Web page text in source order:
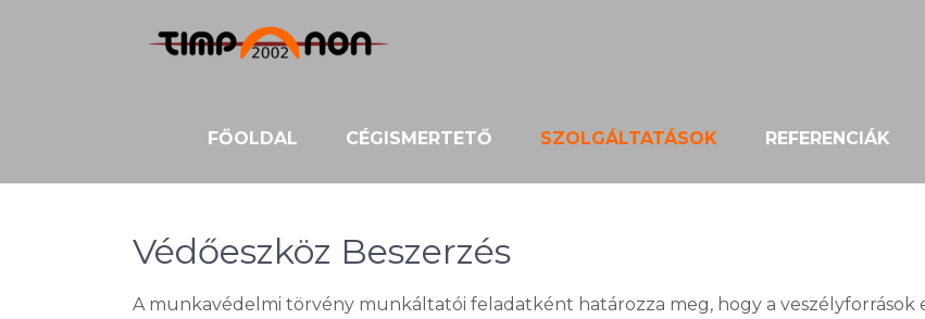
FŐOLDAL CÉGISMERTETŐ SZOLGÁLTATÁSOK REFERENCIÁK
Védőeszköz Beszerzés
A munkavédelmi törvény munkáltatói feladatként határozza meg, hogy a veszélyforrások